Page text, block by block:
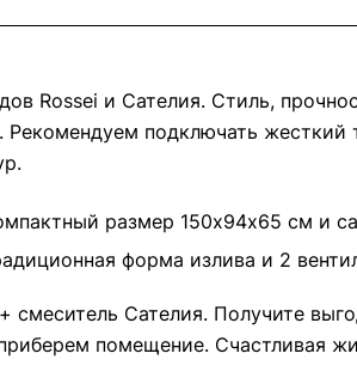
Rossei и Cателия. Стиль,
Рекомендуем подключать
размер 150х94х65 см и
форма излива и 2
Cателия. Получите
помещение. Счастливая